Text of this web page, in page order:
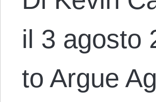
il 3 agosto
to Argue